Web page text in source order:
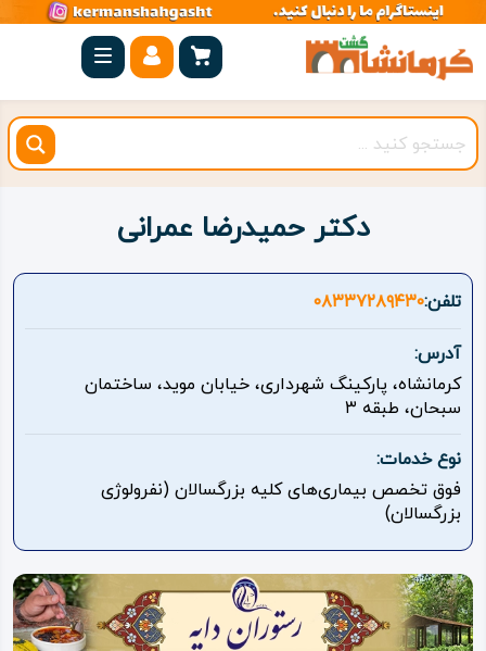
صفحه
اصلی
کرمانشاه
شهرستان
بیستون
روستاهای
هدف
اقامتگاه
ویژه
ویدئو
درباره
ما
دکتر حمیدرضا عمرانی
تلفن:۰۸۳۳۷۲۸۹۴۳۰
آدرس:
کرمانشاه، پارکینگ شهرداری، خیابان موید، ساختمان
سبحان، طبقه ۳
نوع خدمات:
فوق تخصص بیماری‌های کلیه بزرگسالان (نفرولوژی
بزرگسالان)